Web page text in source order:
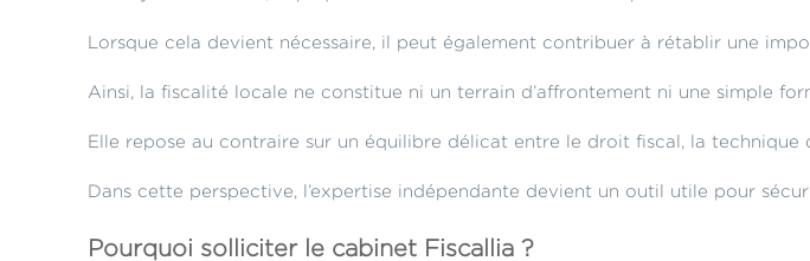
Lorsque cela devient nécessaire, il peut également contribuer à rétablir une
Ainsi, la fiscalité locale ne constitue ni un terrain d’affrontement ni une simple
Elle repose au contraire sur un équilibre délicat entre le droit fiscal, la technique
Dans cette perspective, l’expertise indépendante devient un outil utile pour
Pourquoi solliciter le cabinet Fiscallia ?